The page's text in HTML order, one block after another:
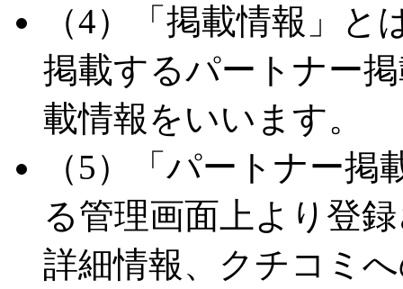
（4）「掲載情報」
掲載するパートナー
載情報をいいます。
（5）「パートナー
る管理画面上より登
詳細情報、クチコミ